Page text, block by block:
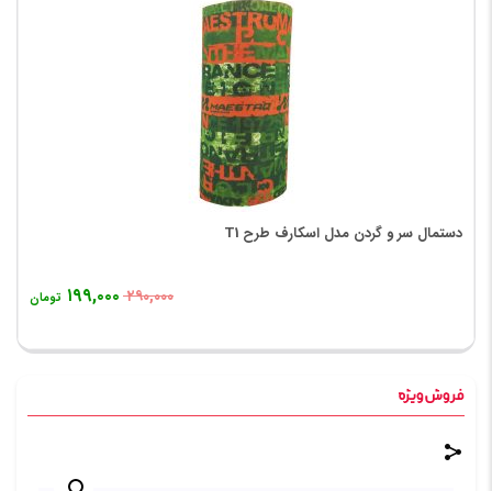
دستمال سر و گردن مدل اسکارف طرح T1
۲۹۰,۰۰۰ ۱۹۹,۰۰۰ تومان